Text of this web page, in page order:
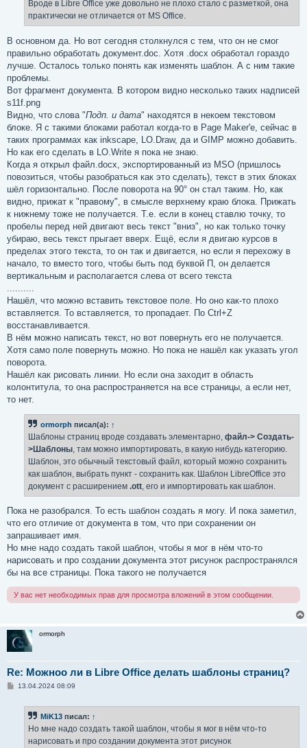
Вроде в Libre Office уже довольно не плохо стало с разметкой, она
практически не отличается от MS Office.
В основном да. Но вот сегодня столкнулся с тем, что он не смог
правильно обработать документ.doc. Хотя .docx обработал гораздо
лучше. Осталось только понять как изменять шаблон. А с ним такие
проблемы.
Вот фрагмент документа. В котором видно несколько таких надписей
s11f.png
Видно, что слова "Подп. и дата" находятся в некоем текстовом
блоке. Я с такими блоками работал когда-то в Page Maker'е, сейчас в
таких программах как inkscape, LO.Draw, да и GIMP можно добавить.
Но как его сделать в LO.Write я пока не знаю.
Когда я открыл файл.docx, экспортированный из MSO (пришлось
повозиться, чтобы разобраться как это сделать), текст в этих блоках
шёл горизонтально. После поворота на 90° он стал таким. Но, как
видно, прижат к "правому", в смысле верхнему краю блока. Прижать
к нижнему тоже не получается. Т.е. если в конец ставлю точку, то
пробелы перед ней двигают весь текст "вниз", но как только точку
убираю, весь текст прыгает вверх. Ещё, если я двигаю курсов в
пределах этого текста, то он так и двигается, но если я перехожу в
начало, то вместо того, чтобы быть под буквой П, он делается
вертикальным и располагается слева от всего текста
Нашёл, что можно вставить текстовое поле. Но оно как-то плохо
вставляется. То вставляется, то пропадает. По Ctrl+Z
восстанавливается.
В нём можно написать текст, но вот повернуть его не получается.
Хотя само поле повернуть можно. Но пока не нашёл как указать угол
поворота.
Нашёл как рисовать линии. Но если она заходит в область
колонтитула, то она распространяется на все страницы, а если нет,
то нет.
ormorph писал(а): ↑
Шаблоны страниц вроде создавать элементарно, файл-> Создать-
>Шаблоны, там можно импортировать, в какую нибудь категорию.
Шаблон, это обычный текстовый файл, который можно сохранить
как шаблон, выбрать пункт - сохранить как. Шаблон LibreOffice это
документ с расширением .ott, его и импортировать как шаблон.
Пока не разобрался. То есть шаблон создать я могу. И пока заметил,
что его отличие от документа в том, что при сохранении он
запрашивает имя.
Но мне надо создать такой шаблон, чтобы я мог в нём что-то
нарисовать и про создании документа этот рисунок распространялся
бы на все страницы. Пока такого не получается
У вас нет необходимых прав для просмотра вложений в этом сообщении.
ormorph
Re: Можноо ли в Libre Office делать шаблоны страниц?
С13.04.2024 08:09
MiK13 писал: ↑
Но мне надо создать такой шаблон, чтобы я мог в нём что-то
нарисовать и про создании документа этот рисунок